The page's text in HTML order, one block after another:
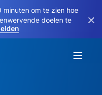
minuten om te zien hoe
doelen te
×